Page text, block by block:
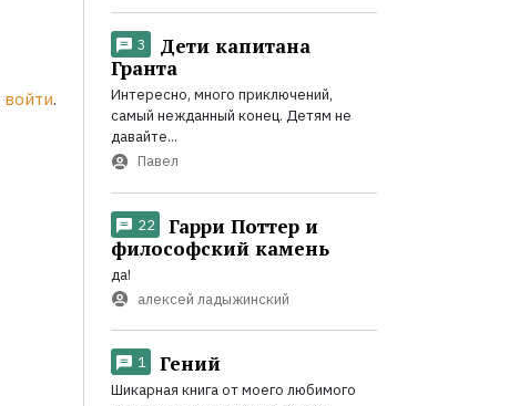
войти.
3
Дети капитана
Гранта
Интересно, много приключений,
самый нежданный конец. Детям не
давайте...
Павел
22
Гарри Поттер и
философский камень
да!
алексей ладыжинский
1 Гений
Шикарная книга от моего любимого